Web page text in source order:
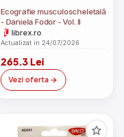
Ecografie musculoscheletală
- Daniela Fodor - Vol. II
librex.ro
Actualizat in 24/07/2026
265.3 Lei
Vezi oferta